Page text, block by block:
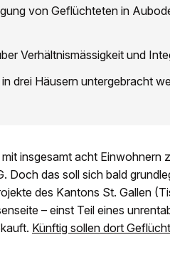
von Geflüchteten in
Verhältnismässigkeit und
drei Häusern untergebracht
insgesamt acht Einwohnern
Doch das soll sich bald
des Kantons St. Gallen
– einst Teil eines
Künftig sollen dort